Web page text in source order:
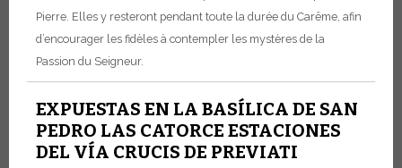
Pierre. Elles y resteront pendant toute la durée du Carême, afin
d’encourager les fidèles à contempler les mystères de la
Passion du Seigneur.
EXPUESTAS EN LA BASÍLICA DE SAN
PEDRO LAS CATORCE ESTACIONES
DEL VÍA CRUCIS DE PREVIATI